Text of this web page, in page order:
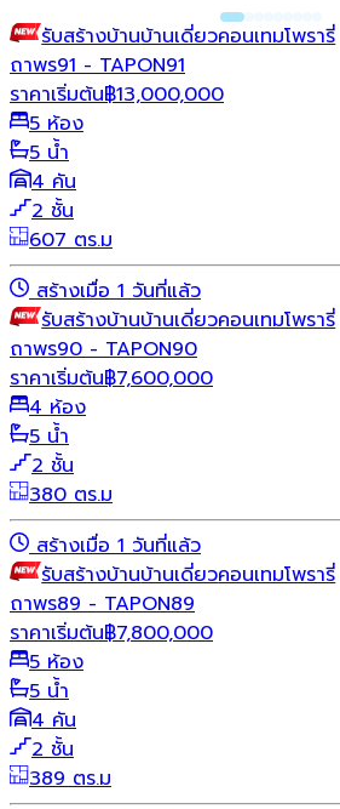
รับสร้างบ้านบ้านเดี่ยวคอนเทมโพรารี่
ถาพร91 - TAPON91
ราคาเริ่มต้น฿13,000,000
5 ห้อง
5 น้ำ
4 คัน
2 ชั้น
607 ตร.ม
สร้างเมื่อ 1 วันที่แล้ว
รับสร้างบ้านบ้านเดี่ยวคอนเทมโพรารี่
ถาพร90 - TAPON90
ราคาเริ่มต้น฿7,600,000
4 ห้อง
5 น้ำ
2 ชั้น
380 ตร.ม
สร้างเมื่อ 1 วันที่แล้ว
รับสร้างบ้านบ้านเดี่ยวคอนเทมโพรารี่
ถาพร89 - TAPON89
ราคาเริ่มต้น฿7,800,000
5 ห้อง
5 น้ำ
4 คัน
2 ชั้น
389 ตร.ม